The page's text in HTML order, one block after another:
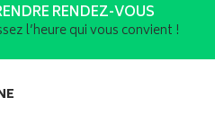
RENDEZ-VOUS
l’heure qui vous convient !